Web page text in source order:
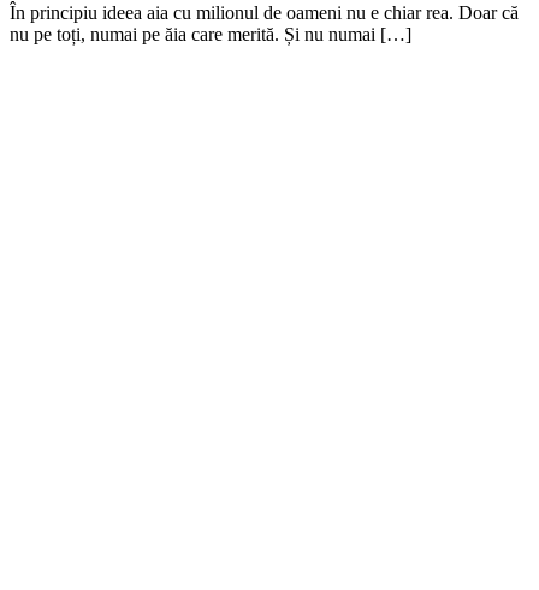
În principiu ideea aia cu milionul de oameni nu e chiar rea. Doar că
nu pe toți, numai pe ăia care merită. Și nu numai […]